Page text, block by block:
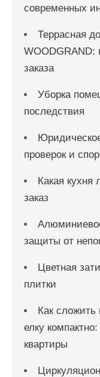
современных
Террасная
WOODGRAND:
заказа
Уборка
последствия
проверок и
Какая
заказ
защиты от
Цветная
плитки
Как сложить
елку
квартиры